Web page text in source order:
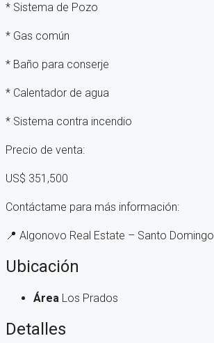
* Sistema de Pozo
* Gas común
* Baño para conserje
* Calentador de agua
* Sistema contra incendio
Precio de venta:
US$ 351,500
Contáctame para más información:
📍 Algonovo Real Estate – Santo Domingo
Ubicación
Área Los Prados
Detalles